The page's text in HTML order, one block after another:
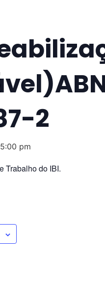
2
5:00 pm
Trabalho do IBI.